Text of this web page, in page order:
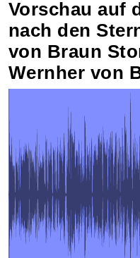
Vorschau auf
nach den
von Braun
Wernher von